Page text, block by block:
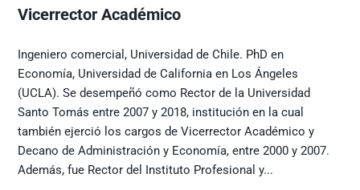
Vicerrector Académico
Ingeniero comercial, Universidad de Chile. PhD en
Economía, Universidad de California en Los Ángeles
(UCLA). Se desempeñó como Rector de la Universidad
Santo Tomás entre 2007 y 2018, institución en la cual
también ejerció los cargos de Vicerrector Académico y
Decano de Administración y Economía, entre 2000 y 2007.
Además, fue Rector del Instituto Profesional y...